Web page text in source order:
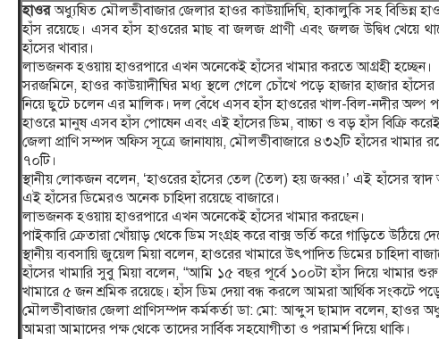
হাওরঅধ্যুষিত মৌলভীবাজার জেলার হাওর কাউয়াদিঘি, হাকালুকি সহ বিভিন্ন
হাঁস রয়েছে। এসব হাঁস হাওরের মাছ বা জলজ প্রাণী এবং জলজ উদ্বিধ খেয়ে
হাঁসের খাবার।
লাভজনক হওয়ায় হাওরপারে এখন অনেকেই হাঁসের খামার করতে আগ্রহী হচ্ছেন।
সরজমিনে, হাওর কাউয়াদীঘির মধ্য স্থলে গেলে চোঁখে পড়ে হাজার হাজার
নিয়ে ছুটে চলেন এর মালিক। দল বেঁধে এসব হাঁস হাওরের খাল-বিল-নদীর অল্প
হাওরে মানুষ এসব হাঁস পোষেন এবং এই হাঁসের ডিম, বাচ্চা ও বড় হাঁস বিক্রি করেই
জেলা প্রাণি সম্পদ অফিস সূত্রে জানাযায়, মৌলভীবাজারে ৪৩২টি হাঁসের
৭০টি।
স্থানীয় লোকজন বলেন, ‘হাওরের হাঁসের তেল (তৈল) হয় জব্বর।’ এই হাঁসের
এই হাঁসের ডিমেরও অনেক চাহিদা রয়েছে বাজারে।
লাভজনক হওয়ায় হাওরপারে এখন অনেকেই হাঁসের খামার করছেন।
পাইকারি ক্রেতারা খোঁয়াড় থেকে ডিম সংগ্রহ করে বাক্স ভর্তি করে গাড়িতে উঠিয়ে
স্থানীয় ব্যবসায়ি জুয়েল মিয়া বলেন, হাওরের খামারে উৎপাদিত ডিমের চাহিদা
হাঁসের খামারি সুবু মিয়া বলেন, “আমি ১৫ বছর পূর্বে ১০০টা হাঁস দিয়ে
খামারে ৫ জন শ্রমিক রয়েছে। হাঁস ডিম দেয়া বন্ধ করলে আমরা আর্থিক সংকটে
মৌলভীবাজার জেলা প্রাণিসম্পদ কর্মকর্তা ডা: মো: আব্দুস ছামাদ বলেন, হাওর
আমরা আমাদের পক্ষ থেকে তাদের সার্বিক সহযোগীতা ও পরামর্শ দিয়ে থাকি।